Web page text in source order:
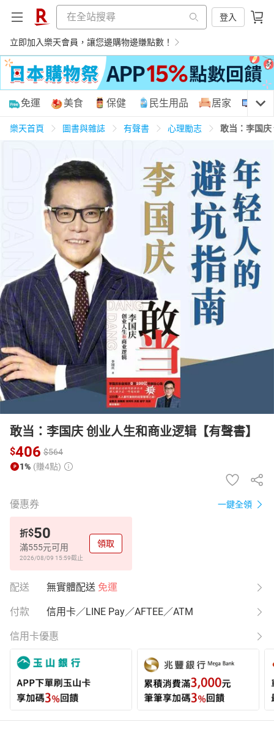
登入
立即加入樂天會員，讓您邊購物邊賺點數！
購物網分類
美食蛋糕 養生保健 民生用品
居家生活 3C家電 運動休閒 親子玩具
女裝 男裝 化妝保養 情趣用品
日本購物 電子/紙本書
HOT
免運 美食 保健 民生用品 居家 3C
樂天首頁 圖書與雜誌 有聲書 心理勵志 敢当：李国
敢当：李国庆 创业人生和商业逻辑【有聲書】
$406 $564
1% (賺4點)
優惠券 一鍵全領
折$50
滿555元可用
2026/08/09 15:59截止
領取
配送 無實體配送 免運
付款 信用卡／LINE Pay／AFTEE／ATM
信用卡優惠